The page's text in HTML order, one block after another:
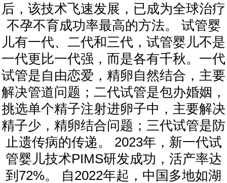
后，该技术飞速发展，已成为全球治疗
不孕不育成功率最高的方法。 试管婴
儿有一代、二代和三代，试管婴儿不是
一代更比一代强，而是各有千秋。一代
试管是自由恋爱，精卵自然结合，主要
解决管道问题；二代试管是包办婚姻，
挑选单个精子注射进卵子中，主要解决
精子少，精卵结合问题；三代试管是防
止遗传病的传递。 2023年，新一代试
管婴儿技术PIMS研发成功，活产率达
到72%。 自2022年起，中国多地如湖